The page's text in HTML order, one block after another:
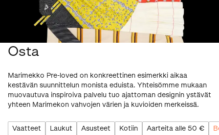
Osta
Marimekko Pre-loved on konkreettinen esimerkki aikaa
kestävän suunnittelun monista eduista. Yhteisömme mukaan
muovautuva inspiroiva palvelu tuo ajattoman designin ystävät
yhteen Marimekon vahvojen värien ja kuvioiden merkeissä.
Vaatteet Laukut Asusteet Kotiin Aarteita alle 50 €